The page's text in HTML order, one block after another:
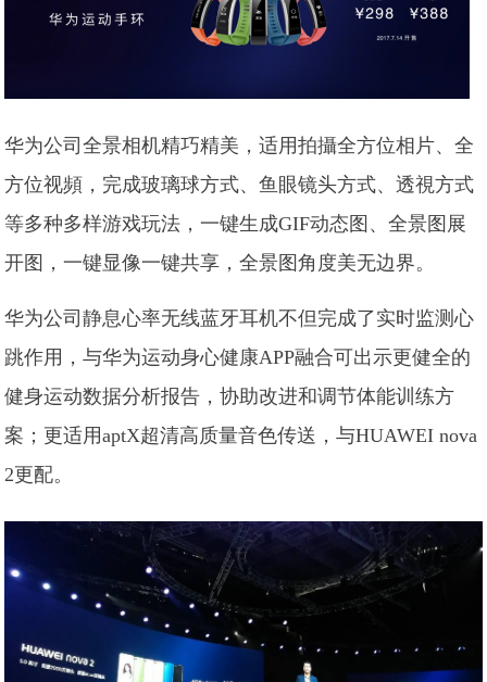
华为公司全景相机精巧精美，适用拍攝全方位相片、全
方位视頻，完成玻璃球方式、鱼眼镜头方式、透視方式
等多种多样游戏玩法，一键生成GIF动态图、全景图展
开图，一键显像一键共享，全景图角度美无边界。
华为公司静息心率无线蓝牙耳机不但完成了实时监测心
跳作用，与华为运动身心健康APP融合可出示更健全的
健身运动数据分析报告，协助改进和调节体能训练方
案；更适用aptX超清高质量音色传送，与HUAWEI nova
2更配。